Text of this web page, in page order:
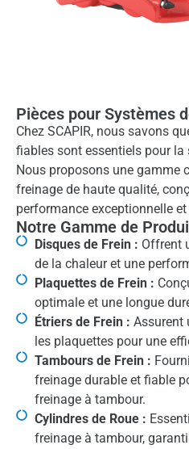
Pièces pour Systèmes
Chez SCAPIR, nous savons
fiables sont essentiels pour la
Nous proposons une gamme
freinage de haute qualité,
performance exceptionnelle
Notre Gamme de
Disques de Frein : Offrent
de la chaleur et une
Plaquettes de Frein :
optimale et une longue
Étriers de Frein : Assurent
les plaquettes pour une
Tambours de Frein :
freinage durable et fiable
freinage à tambour.
Cylindres de Roue :
freinage à tambour,